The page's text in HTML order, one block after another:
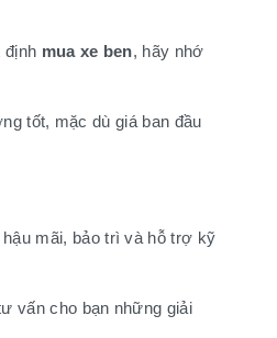
định mua xe ben, hãy nhớ
tốt, mặc dù giá ban đầu
mãi, bảo trì và hỗ trợ kỹ
vấn cho bạn những giải